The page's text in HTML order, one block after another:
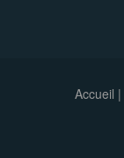
Accueil |